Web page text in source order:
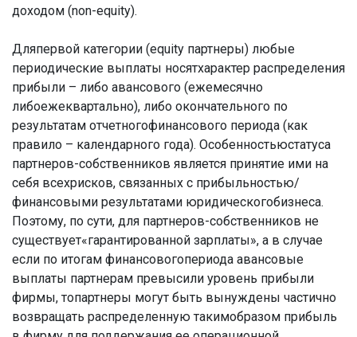
доходом (non-equity).
Дляпервой категории (equity партнеры) любые
периодические выплаты носятхарактер распределения
прибыли – либо авансового (ежемесячно
либоежеквартально), либо окончательного по
результатам отчетногофинансового периода (как
правило – календарного года). Особенностьюстатуса
партнеров-собственников является принятие ими на
себя всехрисков, связанных с прибыльностью/
финансовыми результатами юридическогобизнеса.
Поэтому, по сути, для партнеров-собственников не
существует«гарантированной зарплаты», а в случае
если по итогам финансовогопериода авансовые
выплаты партнерам превысили уровень прибыли
фирмы, топартнеры могут быть вынуждены частично
возвращать распределенную такимобразом прибыль